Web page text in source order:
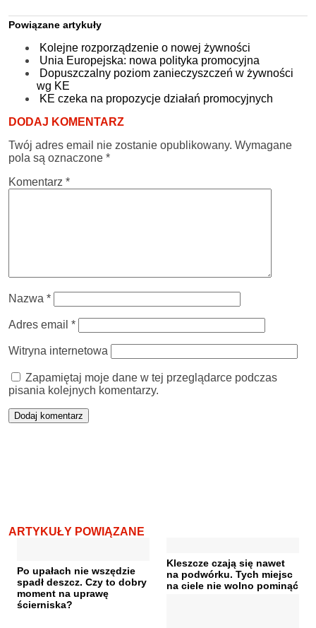
Powiązane artykuły
Kolejne rozporządzenie o nowej żywności
Unia Europejska: nowa polityka promocyjna
Dopuszczalny poziom zanieczyszczeń w żywności
wg KE
KE czeka na propozycje działań promocyjnych
DODAJ KOMENTARZ
Twój adres email nie zostanie opublikowany. Wymagane
pola są oznaczone *
Komentarz *
Nazwa *
Adres email *
Witryna internetowa
Zapamiętaj moje dane w tej przeglądarce podczas
pisania kolejnych komentarzy.
ARTYKUŁY POWIĄZANE
Po upałach nie wszędzie
spadł deszcz. Czy to dobry
moment na uprawę
ścierniska?
Kleszcze czają się nawet
na podwórku. Tych miejsc
na ciele nie wolno pominąć